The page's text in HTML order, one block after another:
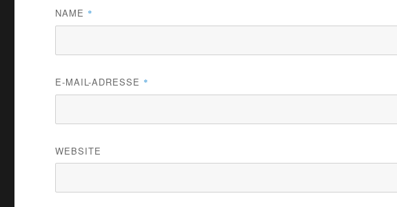
NAME *
E-MAIL-ADRESSE *
WEBSITE